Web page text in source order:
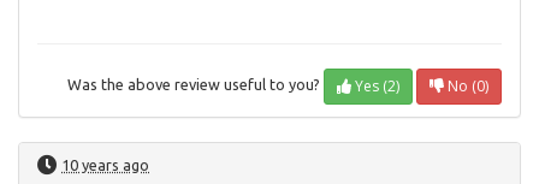
Was the above review useful to you? Yes (2) No (0)
10 years ago